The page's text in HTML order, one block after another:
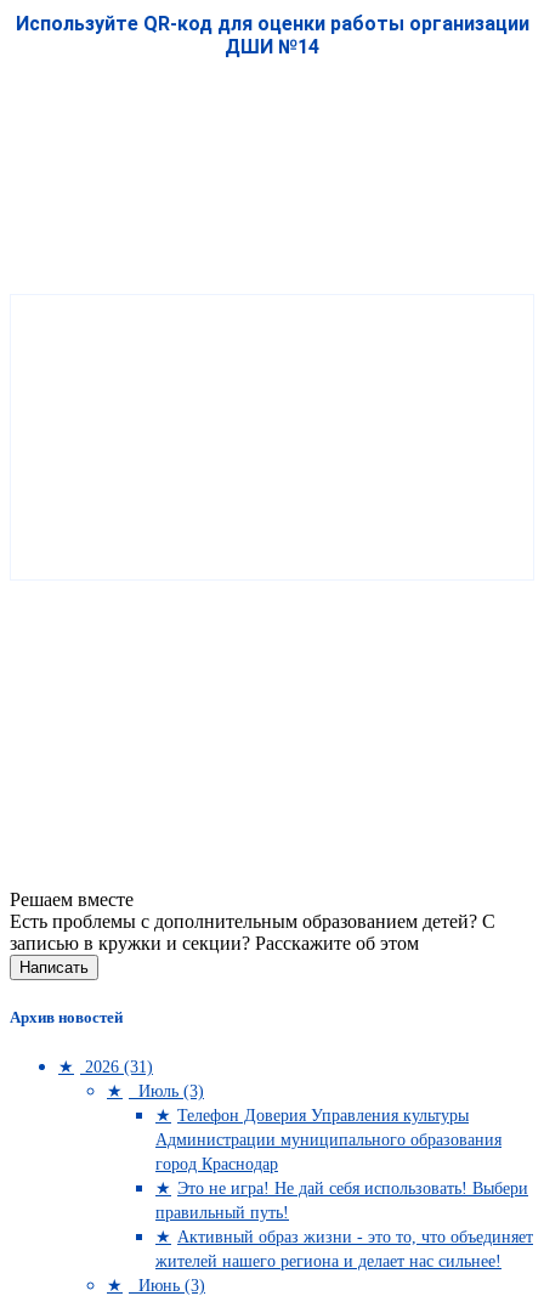
Используйте QR-код для оценки работы организации
ДШИ №14
Решаем вместе
Есть проблемы с дополнительным образованием детей? С
записью в кружки и секции? Расскажите об этом
Написать
Архив новостей
2026 (31)
Июль (3)
Телефон Доверия Управления культуры
Администрации муниципального образования
город Краснодар
Это не игра! Не дай себя использовать! Выбери
правильный путь!
Активный образ жизни - это то, что объединяет
жителей нашего региона и делает нас сильнее!
Июнь (3)